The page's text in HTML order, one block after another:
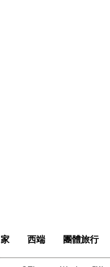
家 西端 團體旅行